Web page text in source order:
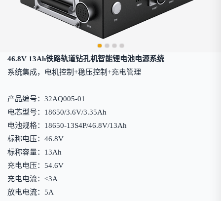
46.8V 13Ah铁路轨道钻孔机智能锂电池电源系统
系统集成，电机控制+稳压控制+充电管理
产品编号：32AQ005-01
电芯型号：18650/3.6V/3.35Ah
电池规格：18650-13S4P/46.8V/13Ah
标称电压：46.8V
标称容量：13Ah
充电电压：54.6V
充电电流：≤3A
放电电流：5A